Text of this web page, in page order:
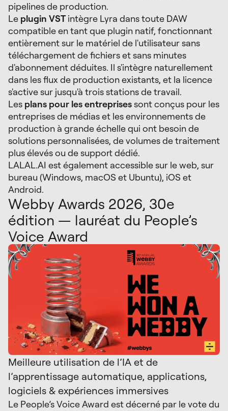
pipelines de production.
Le plugin VSTintègre Lyra dans toute DAW
compatible en tant que plugin natif, fonctionnant
entièrement sur le matériel de l'utilisateur sans
téléchargement de fichiers et sans minutes
d'abonnement déduites. Il s'intègre naturellement
dans les flux de production existants, et la licence
s'active sur jusqu'à trois stations de travail.
Les plans pour les entreprisessont conçus pour les
entreprises de médias et les environnements de
production à grande échelle qui ont besoin de
solutions personnalisées, de volumes de traitement
plus élevés ou de support dédié.
LALAL.AI est également accessible sur le web, sur
bureau (Windows, macOS et Ubuntu), iOS et
Android.
Webby Awards 2026, 30e
édition — lauréat du People’s
Voice Award
Meilleure utilisation de l’IA et de
l’apprentissage automatique, applications,
logiciels & expériences immersives
Le People’s Voice Award est décerné par le vote du